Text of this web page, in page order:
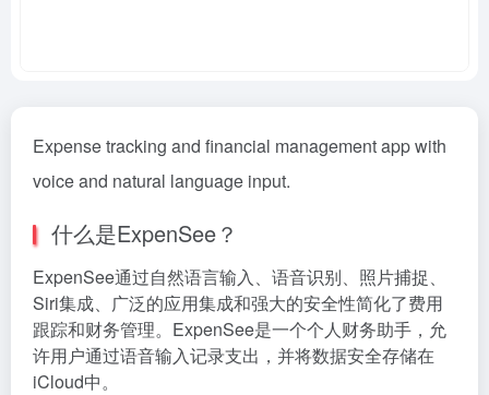
Expense tracking and financial management app with
voice and natural language input.
什么是ExpenSee？
ExpenSee通过自然语言输入、语音识别、照片捕捉、
Siri集成、广泛的应用集成和强大的安全性简化了费用
跟踪和财务管理。ExpenSee是一个个人财务助手，允
许用户通过语音输入记录支出，并将数据安全存储在
iCloud中。